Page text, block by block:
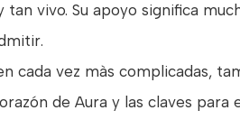
vivo. Su apoyo significa
cada vez màs complicadas,
de Aura y las claves para